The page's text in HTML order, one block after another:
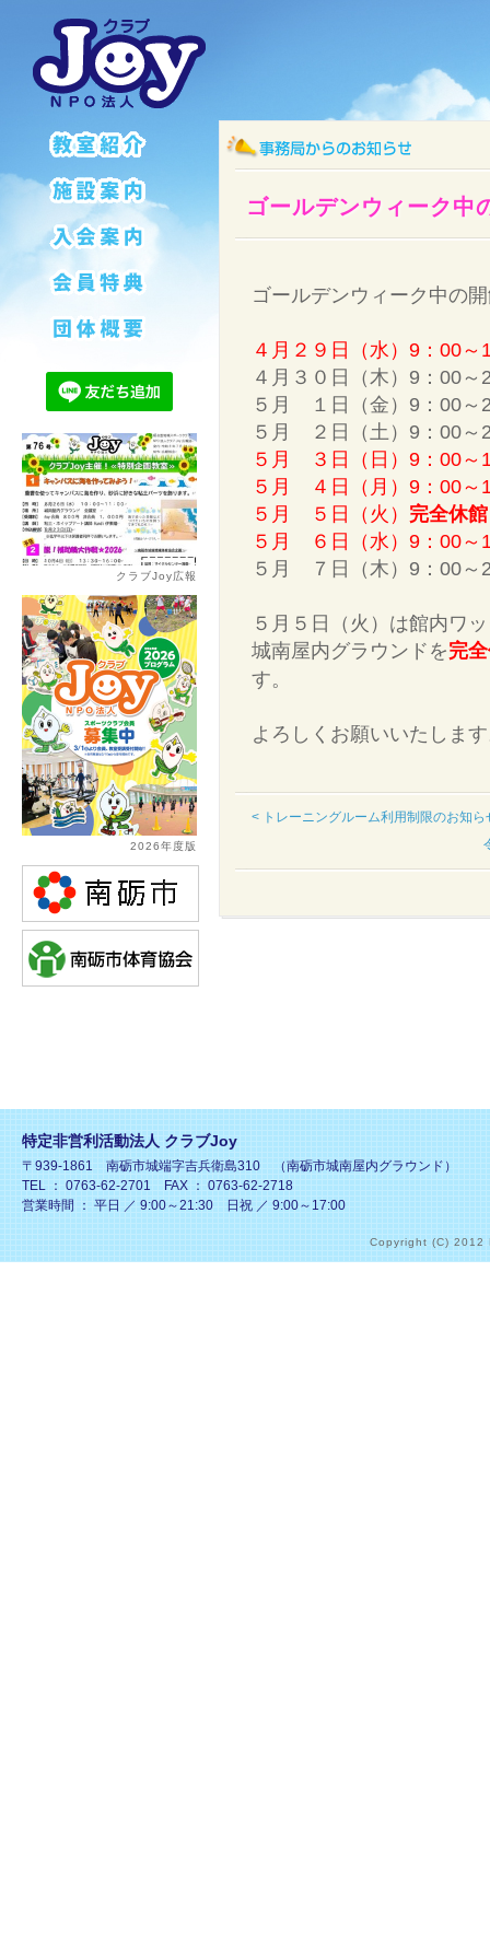
ゴールデンウィーク中
ゴールデンウィーク中の
４月２９日（水）9：00～
４月３０日（木）9：00～
５月 １日（金）9：00～
５月 ２日（土）9：00～
５月 ３日（日）9：00～
５月 ４日（月）9：00～
５月 ５日（火） 完全休
５月 ６日（水）9：00～
５月 ７日（木）9：00～
５月５日（火）は館内ワ
城南屋内グラウンドを完
す。
よろしくお願いいたしま
< トレーニングルーム利用制限のお知ら
クラブJoy広報
2026年度版
特定非営利活動法人 クラブJoy
〒939-1861 南砺市城端字吉兵衛島310 （南砺市城南屋内グラウンド）
TEL ： 0763-62-2701 FAX ： 0763-62-2718
営業時間 ： 平日 ／ 9:00～21:30 日祝 ／ 9:00～17:00
Copyright (C) 2012